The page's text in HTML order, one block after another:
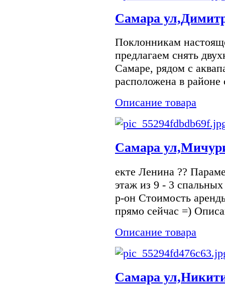
Самара
Поклонникам
предлагаем снять
Самаре, рядом с
расположена в
Описание товара
Самара
екте Ленина ??
этаж из 9 - 3
р-он Стоимость
прямо сейчас =)
Описание товара
Самара